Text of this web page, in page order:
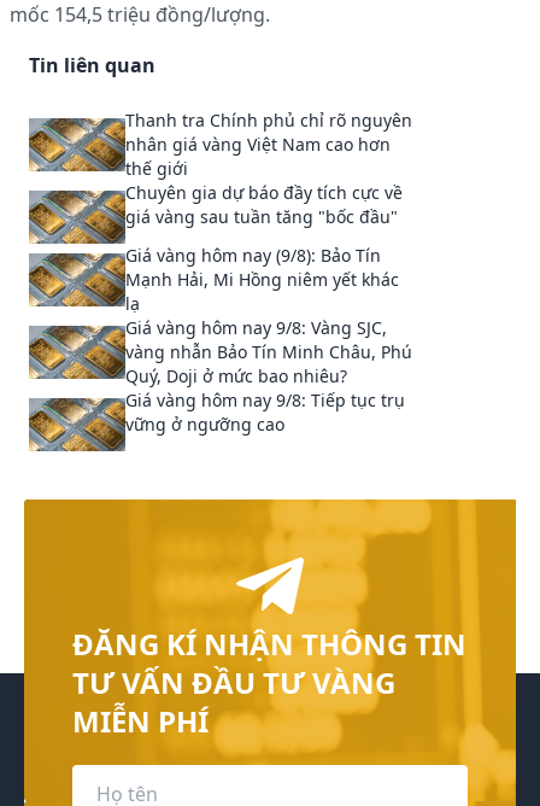
mốc 154,5 triệu đồng/lượng.
Tin liên quan
Thanh tra Chính phủ chỉ rõ nguyên
nhân giá vàng Việt Nam cao hơn
thế giới
Chuyên gia dự báo đầy tích cực về
giá vàng sau tuần tăng "bốc đầu"
Giá vàng hôm nay (9/8): Bảo Tín
Mạnh Hải, Mi Hồng niêm yết khác
lạ
Giá vàng hôm nay 9/8: Vàng SJC,
vàng nhẫn Bảo Tín Minh Châu, Phú
Quý, Doji ở mức bao nhiêu?
Giá vàng hôm nay 9/8: Tiếp tục trụ
vững ở ngưỡng cao
ĐĂNG KÍ NHẬN THÔNG TIN
TƯ VẤN ĐẦU TƯ VÀNG
MIỄN PHÍ